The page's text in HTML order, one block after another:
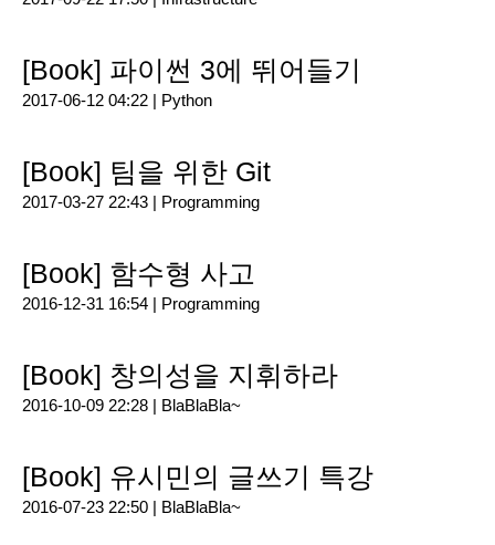
[Book] 파이썬 3에 뛰어들기
2017-06-12 04:22 | Python
[Book] 팀을 위한 Git
2017-03-27 22:43 | Programming
[Book] 함수형 사고
2016-12-31 16:54 | Programming
[Book] 창의성을 지휘하라
2016-10-09 22:28 | BlaBlaBla~
[Book] 유시민의 글쓰기 특강
2016-07-23 22:50 | BlaBlaBla~